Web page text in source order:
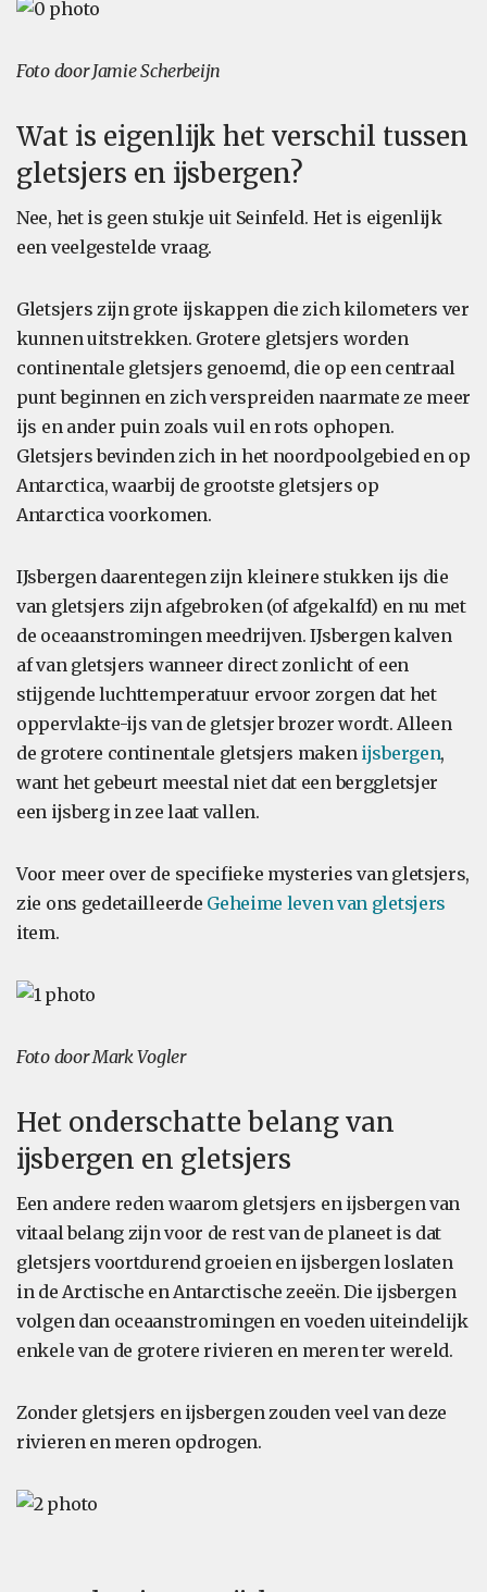
Foto door Jamie Scherbeijn
Wat is eigenlijk het verschil tussen
gletsjers en ijsbergen?
Nee, het is geen stukje uit Seinfeld. Het is eigenlijk
een veelgestelde vraag.
Gletsjers zijn grote ijskappen die zich kilometers ver
kunnen uitstrekken. Grotere gletsjers worden
continentale gletsjers genoemd, die op een centraal
punt beginnen en zich verspreiden naarmate ze meer
ijs en ander puin zoals vuil en rots ophopen.
Gletsjers bevinden zich in het noordpoolgebied en op
Antarctica, waarbij de grootste gletsjers op
Antarctica voorkomen.
IJsbergen daarentegen zijn kleinere stukken ijs die
van gletsjers zijn afgebroken (of afgekalfd) en nu met
de oceaanstromingen meedrijven. IJsbergen kalven
af van gletsjers wanneer direct zonlicht of een
stijgende luchttemperatuur ervoor zorgen dat het
oppervlakte-ijs van de gletsjer brozer wordt. Alleen
de grotere continentale gletsjers maken ijsbergen,
want het gebeurt meestal niet dat een berggletsjer
een ijsberg in zee laat vallen.
Voor meer over de specifieke mysteries van gletsjers,
zie ons gedetailleerde Geheime leven van gletsjers
item.
Foto door Mark Vogler
Het onderschatte belang van
ijsbergen en gletsjers
Een andere reden waarom gletsjers en ijsbergen van
vitaal belang zijn voor de rest van de planeet is dat
gletsjers voortdurend groeien en ijsbergen loslaten
in de Arctische en Antarctische zeeën. Die ijsbergen
volgen dan oceaanstromingen en voeden uiteindelijk
enkele van de grotere rivieren en meren ter wereld.
Zonder gletsjers en ijsbergen zouden veel van deze
rivieren en meren opdrogen.